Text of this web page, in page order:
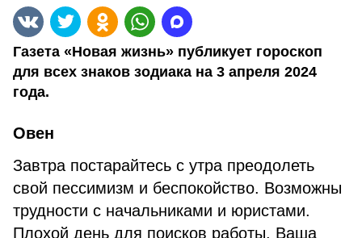
Газета «Новая жизнь» публикует гороскоп
для всех знаков зодиака на 3 апреля 2024
года.
Овен
Завтра постарайтесь с утра преодолеть
свой пессимизм и беспокойство. Возможны
трудности с начальниками и юристами.
Плохой день для поисков работы. Ваша